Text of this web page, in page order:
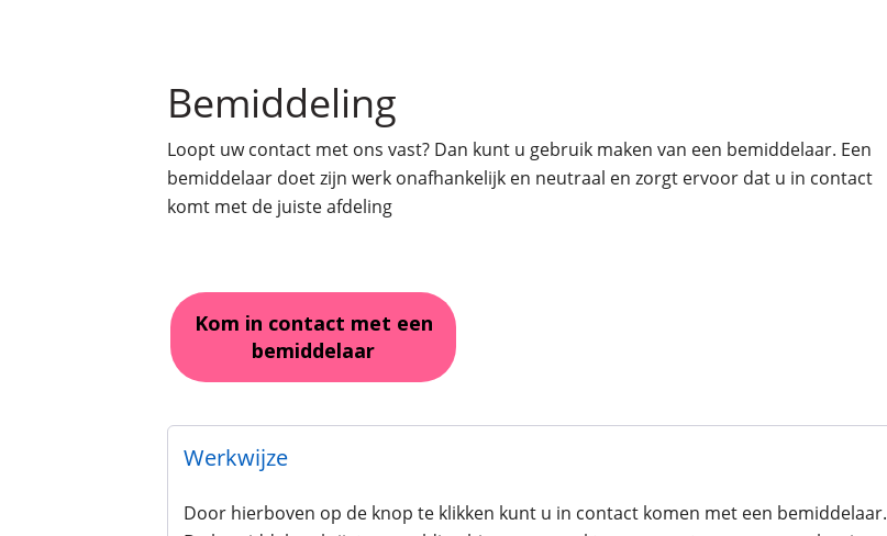
Bemiddeling
Loopt uw contact met ons vast? Dan kunt u gebruik maken van een bemiddelaar. Een
bemiddelaar doet zijn werk onafhankelijk en neutraal en zorgt ervoor dat u in contact
komt met de juiste afdeling
Kom in contact met een
bemiddelaar
Werkwijze
Door hierboven op de knop te klikken kunt u in contact komen met een bemiddelaar.